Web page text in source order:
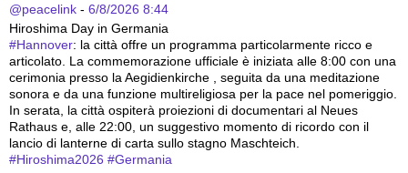
@peacelink - 6/8/2026 8:44
Hiroshima Day in Germania
#Hannover: la città offre un programma particolarmente ricco e
articolato. La commemorazione ufficiale è iniziata alle 8:00 con una
cerimonia presso la Aegidienkirche , seguita da una meditazione
sonora e da una funzione multireligiosa per la pace nel pomeriggio.
In serata, la città ospiterà proiezioni di documentari al Neues
Rathaus e, alle 22:00, un suggestivo momento di ricordo con il
lancio di lanterne di carta sullo stagno Maschteich.
#Hiroshima2026 #Germania